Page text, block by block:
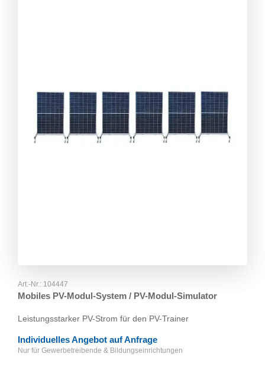
Art.-Nr.: 104447
Mobiles PV-Modul-System / PV-Modul-Simulator
Leistungsstarker PV-Strom für den PV-Trainer
Individuelles Angebot auf Anfrage
Nur für Gewerbetreibende & Bildungseinrichtungen